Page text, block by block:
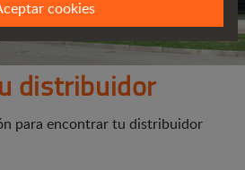
distribuidor
para encontrar tu distribuidor
cookies